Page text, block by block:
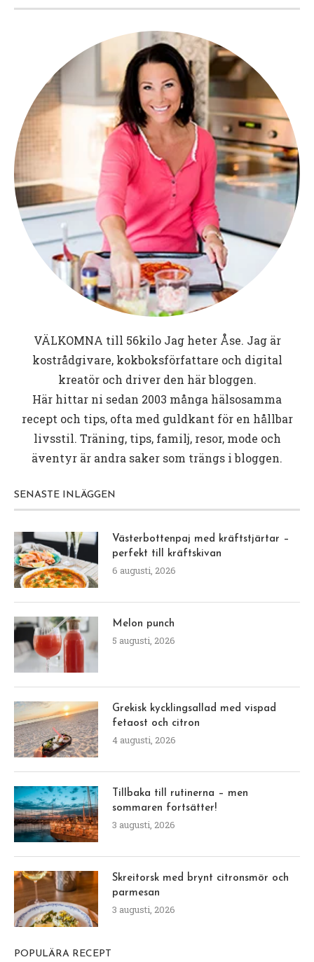
VÄLKOMNA till 56kiloJag heter Åse. Jag är
kostrådgivare, kokboksförfattare och digital
kreatör och driver den här bloggen.
Här hittar ni sedan 2003 många hälsosamma
recept och tips, ofta med guldkant för en hållbar
livsstil. Träning, tips, familj, resor, mode och
äventyr är andra saker som trängs i bloggen.
SENASTE INLÄGGEN
Västerbottenpaj med kräftstjärtar –
perfekt till kräftskivan
6 augusti, 2026
Melon punch
5 augusti, 2026
Grekisk kycklingsallad med vispad
fetaost och citron
4 augusti, 2026
Tillbaka till rutinerna – men
sommaren fortsätter!
3 augusti, 2026
Skreitorsk med brynt citronsmör och
parmesan
3 augusti, 2026
POPULÄRA RECEPT